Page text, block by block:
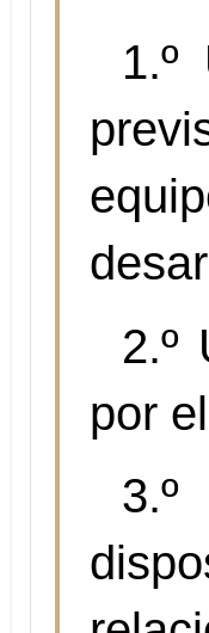
1.º
2.º
por